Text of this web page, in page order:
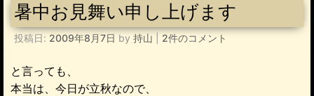
暑中お見舞い申し上げます
投稿日: 2009年8月7日 by 持山 2件のコメント
と言っても、
本当は、今日が立秋なので、